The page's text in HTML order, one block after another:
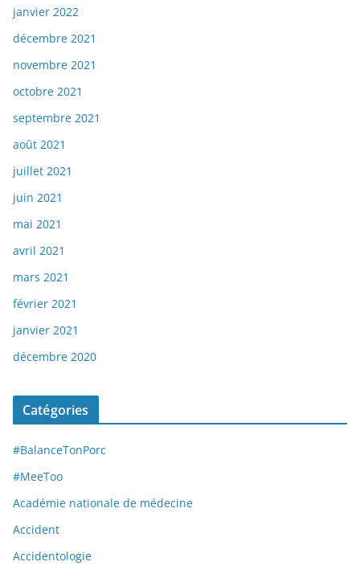
janvier 2022
décembre 2021
novembre 2021
octobre 2021
septembre 2021
août 2021
juillet 2021
juin 2021
mai 2021
avril 2021
mars 2021
février 2021
janvier 2021
décembre 2020
Catégories
#BalanceTonPorc
#MeeToo
Académie nationale de médecine
Accident
Accidentologie